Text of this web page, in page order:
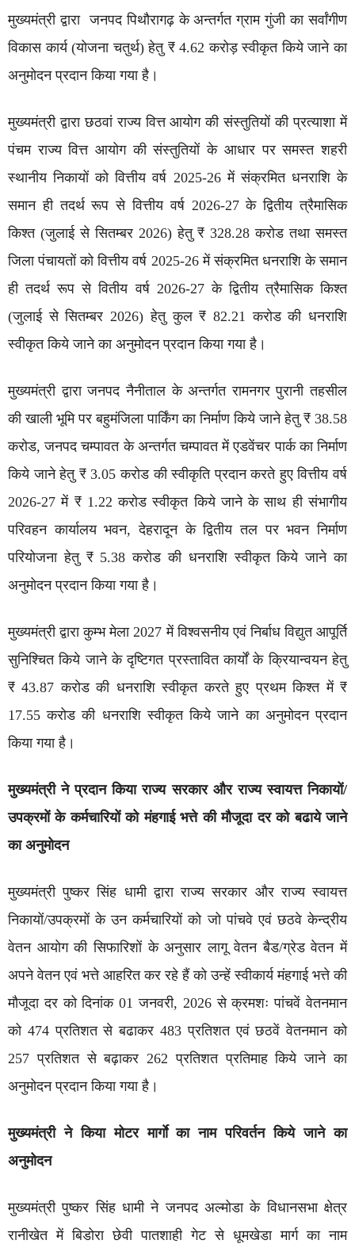
मुख्यमंत्री द्वारा जनपद पिथौरागढ़ के अन्तर्गत ग्राम गुंजी का सर्वांगीण
विकास कार्य (योजना चतुर्थ) हेतु ₹ 4.62 करोड़ स्वीकृत किये जाने का
अनुमोदन प्रदान किया गया है।
मुख्यमंत्री द्वारा छठवां राज्य वित्त आयोग की संस्तुतियों की प्रत्याशा में
पंचम राज्य वित्त आयोग की संस्तुतियों के आधार पर समस्त शहरी
स्थानीय निकायों को वित्तीय वर्ष 2025-26 में संक्रमित धनराशि के
समान ही तदर्थ रूप से वित्तीय वर्ष 2026-27 के द्वितीय त्रैमासिक
किश्त (जुलाई से सितम्बर 2026) हेतु ₹ 328.28 करोड तथा समस्त
जिला पंचायतों को वित्तीय वर्ष 2025-26 में संक्रमित धनराशि के समान
ही तदर्थ रूप से वितीय वर्ष 2026-27 के द्वितीय त्रैमासिक किश्त
(जुलाई से सितम्बर 2026) हेतु कुल ₹ 82.21 करोड की धनराशि
स्वीकृत किये जाने का अनुमोदन प्रदान किया गया है।
मुख्यमंत्री द्वारा जनपद नैनीताल के अन्तर्गत रामनगर पुरानी तहसील
की खाली भूमि पर बहुमंजिला पार्किंग का निर्माण किये जाने हेतु ₹ 38.58
करोड, जनपद चम्पावत के अन्तर्गत चम्पावत में एडवेंचर पार्क का निर्माण
किये जाने हेतु ₹ 3.05 करोड की स्वीकृति प्रदान करते हुए वित्तीय वर्ष
2026-27 में ₹ 1.22 करोड स्वीकृत किये जाने के साथ ही संभागीय
परिवहन कार्यालय भवन, देहरादून के द्वितीय तल पर भवन निर्माण
परियोजना हेतु ₹ 5.38 करोड की धनराशि स्वीकृत किये जाने का
अनुमोदन प्रदान किया गया है।
मुख्यमंत्री द्वारा कुम्भ मेला 2027 में विश्वसनीय एवं निर्बाध विद्युत आपूर्ति
सुनिश्चित किये जाने के दृष्टिगत प्रस्तावित कार्यों के क्रियान्वयन हेतु
₹ 43.87 करोड की धनराशि स्वीकृत करते हुए प्रथम किश्त में ₹
17.55 करोड की धनराशि स्वीकृत किये जाने का अनुमोदन प्रदान
किया गया है।
मुख्यमंत्री ने प्रदान किया राज्य सरकार और राज्य स्वायत्त निकायों/
उपक्रमों के कर्मचारियों को मंहगाई भत्ते की मौजूदा दर को बढाये जाने
का अनुमोदन
मुख्यमंत्री पुष्कर सिंह धामी द्वारा राज्य सरकार और राज्य स्वायत्त
निकायों/उपक्रमों के उन कर्मचारियों को जो पांचवे एवं छठवे केन्द्रीय
वेतन आयोग की सिफारिशों के अनुसार लागू वेतन बैड/ग्रेड वेतन में
अपने वेतन एवं भत्ते आहरित कर रहे हैं को उन्हें स्वीकार्य मंहगाई भत्ते की
मौजूदा दर को दिनांक 01 जनवरी, 2026 से क्रमशः पांचवें वेतनमान
को 474 प्रतिशत से बढाकर 483 प्रतिशत एवं छठवें वेतनमान को
257 प्रतिशत से बढ़ाकर 262 प्रतिशत प्रतिमाह किये जाने का
अनुमोदन प्रदान किया गया है।
मुख्यमंत्री ने किया मोटर मार्गाे का नाम परिवर्तन किये जाने का
अनुमोदन
मुख्यमंत्री पुष्कर सिंह धामी ने जनपद अल्मोडा के विधानसभा क्षेत्र
रानीखेत में बिडोरा छेवी पातशाही गेट से धूमखेडा मार्ग का नाम